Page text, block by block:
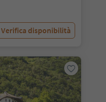
Verifica disponibilità